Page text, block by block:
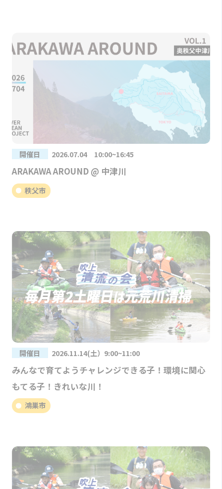
開催日 2026.07.04 10:00~16:45
ARAKAWA AROUND @ 中津川
秩父市
開催日 2026.11.14(土）9:00~11:00
みんなで育てようチャレンジできる子！環境に関心
もてる子！きれいな川！
鴻巣市